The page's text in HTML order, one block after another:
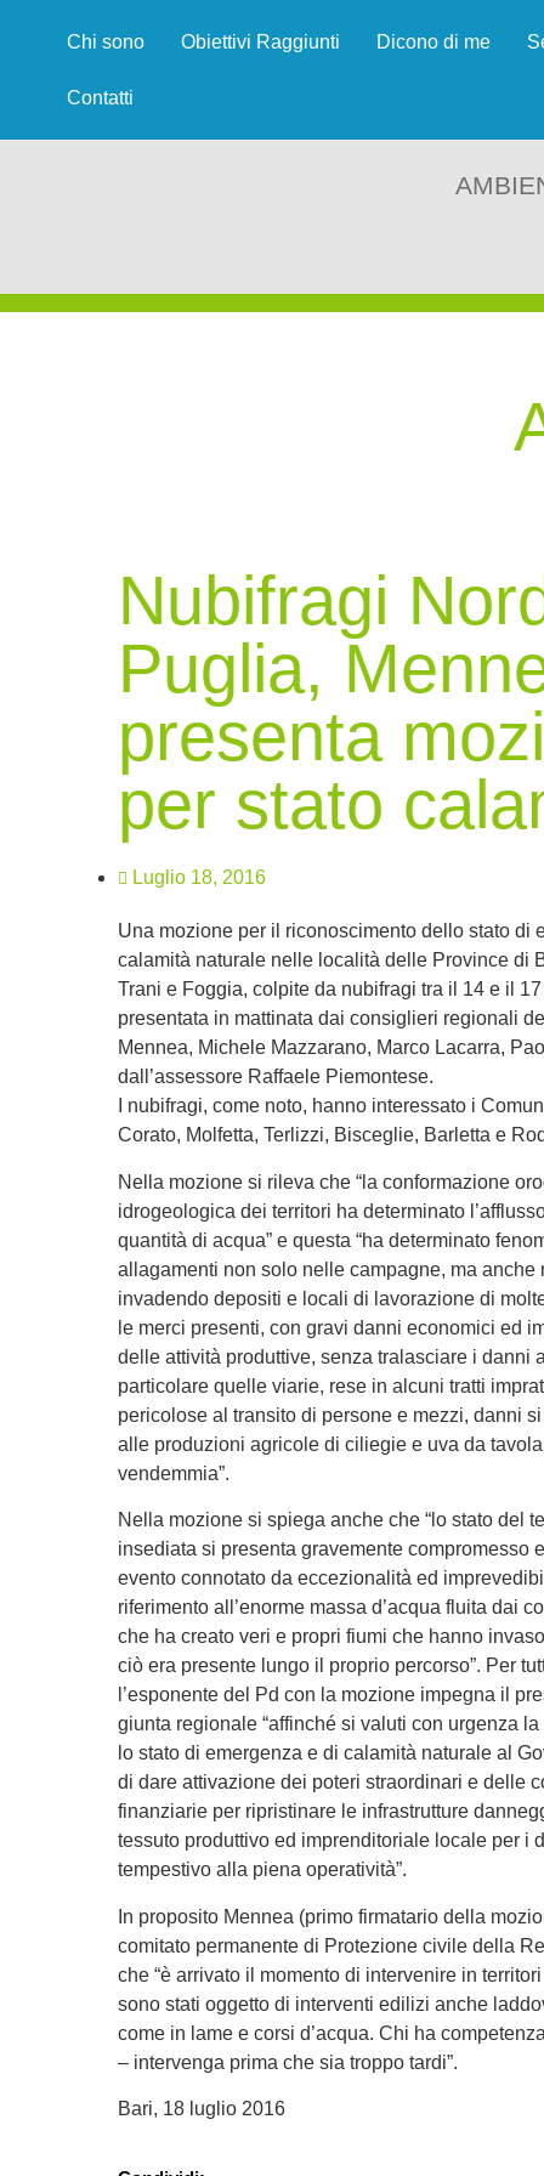
Chi sono Obiettivi Raggiunti Dicono di me
Contatti
Nubifragi
Puglia,
presenta
per stato
Luglio 18, 2016
Una mozione per il riconoscimento dello stato di
calamità naturale nelle località delle Province di
Trani e Foggia, colpite da nubifragi tra il 14 e il
presentata in mattinata dai consiglieri regionali
Mennea, Michele Mazzarano, Marco Lacarra,
dall’assessore Raffaele Piemontese.
I nubifragi, come noto, hanno interessato i
Corato, Molfetta, Terlizzi, Bisceglie, Barletta e
Nella mozione si rileva che “la conformazione
idrogeologica dei territori ha determinato
quantità di acqua” e questa “ha determinato
allagamenti non solo nelle campagne, ma anche
invadendo depositi e locali di lavorazione di
le merci presenti, con gravi danni economici ed
delle attività produttive, senza tralasciare i danni
particolare quelle viarie, rese in alcuni tratti
pericolose al transito di persone e mezzi, danni
alle produzioni agricole di ciliegie e uva da
vendemmia”.
Nella mozione si spiega anche che “lo stato del
insediata si presenta gravemente compromesso
evento connotato da eccezionalità ed
riferimento all’enorme massa d’acqua fluita dai
che ha creato veri e propri fiumi che hanno
ciò era presente lungo il proprio percorso”. Per
l’esponente del Pd con la mozione impegna il
giunta regionale “affinché si valuti con urgenza
lo stato di emergenza e di calamità naturale al
di dare attivazione dei poteri straordinari e delle
finanziarie per ripristinare le infrastrutture
tessuto produttivo ed imprenditoriale locale per i
tempestivo alla piena operatività”.
In proposito Mennea (primo firmatario della
comitato permanente di Protezione civile della
che “è arrivato il momento di intervenire in
sono stati oggetto di interventi edilizi anche
come in lame e corsi d’acqua. Chi ha
– intervenga prima che sia troppo tardi”.
Bari, 18 luglio 2016